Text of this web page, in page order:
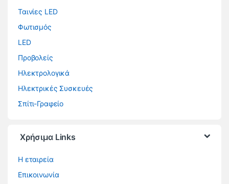
Ταινίες LED
Φωτισμός
LED
Προβολείς
Ηλεκτρολογικά
Ηλεκτρικές Συσκευές
Σπίτι-Γραφείο
Χρήσιμα Links
Η εταιρεία
Επικοινωνία